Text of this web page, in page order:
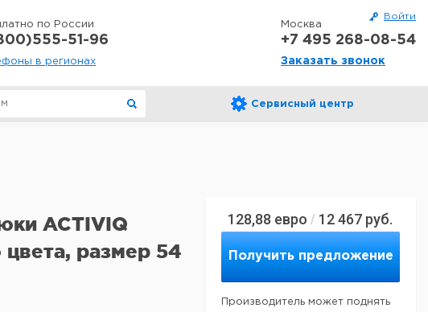
Войти
по России
51-96
в регионах
Москва
+7 495 268-08-54
Заказать звонок
Сервисный центр
128,88 евро / 12 467 руб.
Получить предложение
Производитель может поднять
ACTIVIQ
размер 54